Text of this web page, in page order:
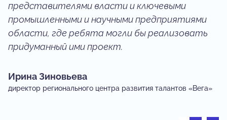
представителями власти и ключевыми
промышленными и научными предприятиями
области, где ребята могли бы реализовать
придуманный ими проект.
Ирина Зиновьева
директор регионального центра развития талантов «Вега»